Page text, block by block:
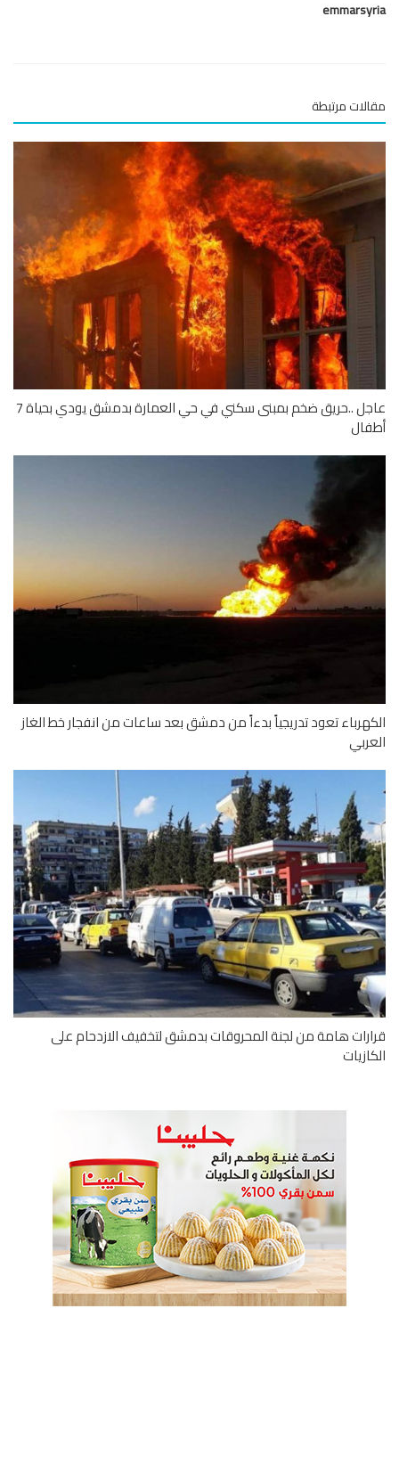
مرتبطة
عاجل ..حريق ضخم بمبنى سكني في حي العمارة بدمشق يودي بحياة 7
تعود تدريجياً بدءاً من دمشق بعد ساعات من انفجار خط الغاز
هامة من لجنة المحروقات بدمشق لتخفيف الازدحام على